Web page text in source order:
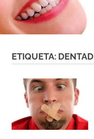
con
los
mejores
materiales
las
modernas
para
tranquilidad
ETIQUETA: